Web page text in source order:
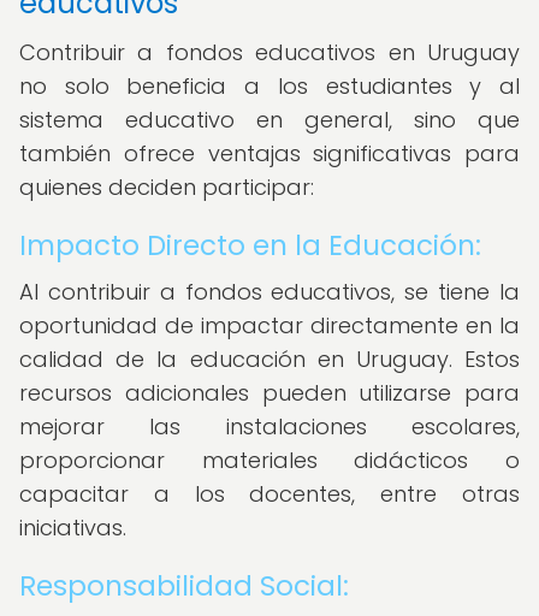
Contribuir a fondos educativos en Uruguay
no solo beneficia a los estudiantes y al
sistema educativo en general, sino que
también ofrece ventajas significativas para
quienes deciden participar:
Impacto Directo en la Educación:
Al contribuir a fondos educativos, se tiene la
oportunidad de impactar directamente en la
calidad de la educación en Uruguay. Estos
recursos adicionales pueden utilizarse para
mejorar las instalaciones escolares,
proporcionar materiales didácticos o
capacitar a los docentes, entre otras
iniciativas.
Responsabilidad Social: